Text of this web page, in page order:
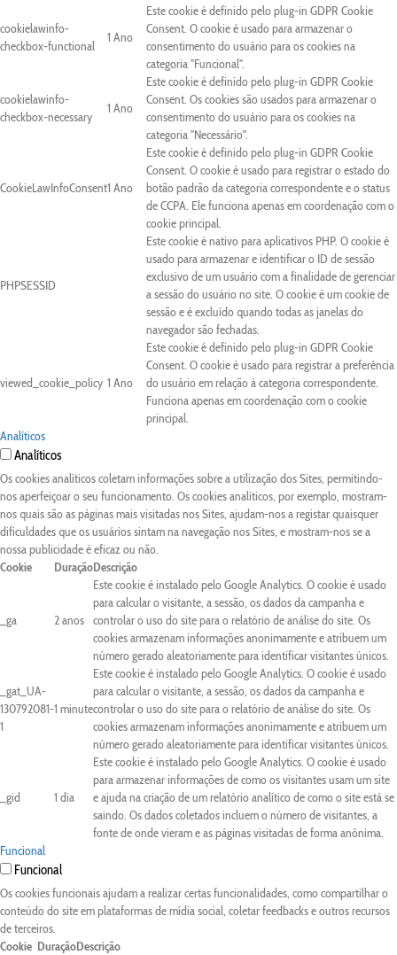
cookielawinfo-
checkbox-functional
1 Ano
Este cookie é definido pelo plug-in GDPR Cookie
Consent. O cookie é usado para armazenar o
consentimento do usuário para os cookies na
categoria "Funcional".
cookielawinfo-
checkbox-necessary
1 Ano
Este cookie é definido pelo plug-in GDPR Cookie
Consent. Os cookies são usados para armazenar o
consentimento do usuário para os cookies na
categoria "Necessário".
CookieLawInfoConsent1 Ano
Este cookie é definido pelo plug-in GDPR Cookie
Consent. O cookie é usado para registrar o estado do
botão padrão da categoria correspondente e o status
de CCPA. Ele funciona apenas em coordenação com o
cookie principal.
PHPSESSID
Este cookie é nativo para aplicativos PHP. O cookie é
usado para armazenar e identificar o ID de sessão
exclusivo de um usuário com a finalidade de gerenciar
a sessão do usuário no site. O cookie é um cookie de
sessão e é excluído quando todas as janelas do
navegador são fechadas.
viewed_cookie_policy 1 Ano
Este cookie é definido pelo plug-in GDPR Cookie
Consent. O cookie é usado para registrar a preferência
do usuário em relação à categoria correspondente.
Funciona apenas em coordenação com o cookie
principal.
Analíticos
Analíticos
Os cookies analíticos coletam informações sobre a utilização dos Sites, permitindo-
nos aperfeiçoar o seu funcionamento. Os cookies analíticos, por exemplo, mostram-
nos quais são as páginas mais visitadas nos Sites, ajudam-nos a registar quaisquer
dificuldades que os usuários sintam na navegação nos Sites, e mostram-nos se a
nossa publicidade é eficaz ou não.
Cookie
DuraçãoDescrição
_ga 2 anos
Este cookie é instalado pelo Google Analytics. O cookie é usado
para calcular o visitante, a sessão, os dados da campanha e
controlar o uso do site para o relatório de análise do site. Os
cookies armazenam informações anonimamente e atribuem um
número gerado aleatoriamente para identificar visitantes únicos.
_gat_UA-
130792081-
1
1 minute
Este cookie é instalado pelo Google Analytics. O cookie é usado
para calcular o visitante, a sessão, os dados da campanha e
controlar o uso do site para o relatório de análise do site. Os
cookies armazenam informações anonimamente e atribuem um
número gerado aleatoriamente para identificar visitantes únicos.
_gid 1 dia
Este cookie é instalado pelo Google Analytics. O cookie é usado
para armazenar informações de como os visitantes usam um site
e ajuda na criação de um relatório analítico de como o site está se
saindo. Os dados coletados incluem o número de visitantes, a
fonte de onde vieram e as páginas visitadas de forma anônima.
Funcional
Funcional
Os cookies funcionais ajudam a realizar certas funcionalidades, como compartilhar o
conteúdo do site em plataformas de mídia social, coletar feedbacks e outros recursos
de terceiros.
Cookie DuraçãoDescrição